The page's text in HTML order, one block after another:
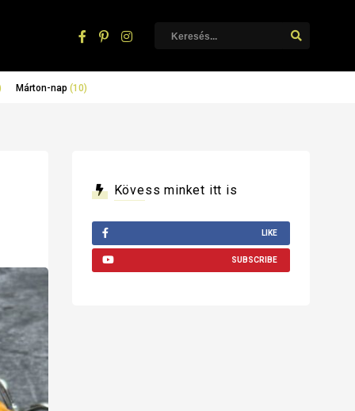
Márton-nap (10)
Kövess minket itt is
LIKE
SUBSCRIBE